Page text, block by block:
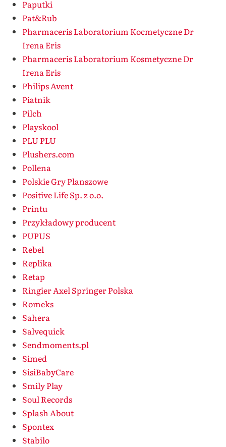
Paputki
Pat&Rub
Pharmaceris Laboratorium Kocmetyczne Dr
Irena Eris
Pharmaceris Laboratorium Kosmetyczne Dr
Irena Eris
Philips Avent
Piatnik
Pilch
Playskool
PLU PLU
Plushers.com
Pollena
Polskie Gry Planszowe
Positive Life Sp. z o.o.
Printu
Przykładowy producent
PUPUS
Rebel
Replika
Retap
Ringier Axel Springer Polska
Romeks
Sahera
Salvequick
Sendmoments.pl
Simed
SisiBabyCare
Smily Play
Soul Records
Splash About
Spontex
Stabilo